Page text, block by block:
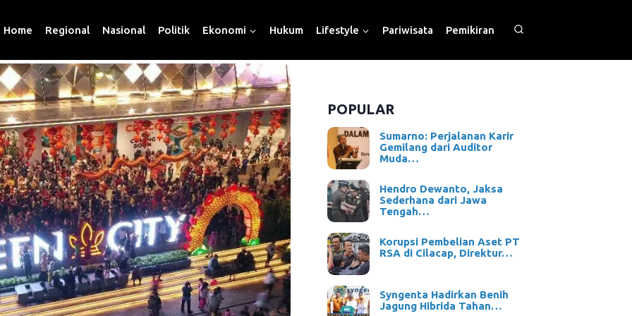
Home Regional Nasional Politik Ekonomi Hukum Lifestyle Pariwisata Pemikiran
POPULAR
Sumarno: Perjalanan Karir
Gemilang dari Auditor
Muda…
Hendro Dewanto, Jaksa
Sederhana dari Jawa
Tengah…
Korupsi Pembelian Aset PT
RSA di Cilacap, Direktur…
Syngenta Hadirkan Benih
Jagung Hibrida Tahan…